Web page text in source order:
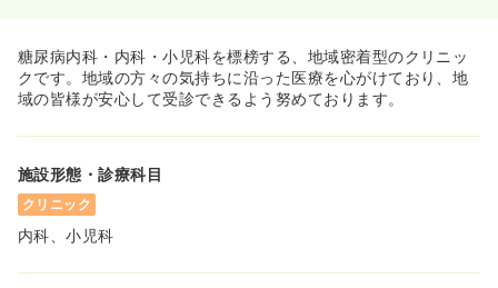
糖尿病内科・内科・小児科を標榜する、地域密着型のクリニッ
クです。地域の方々の気持ちに沿った医療を心がけており、地
域の皆様が安心して受診できるよう努めております。
施設形態・診療科目
クリニック
内科、小児科